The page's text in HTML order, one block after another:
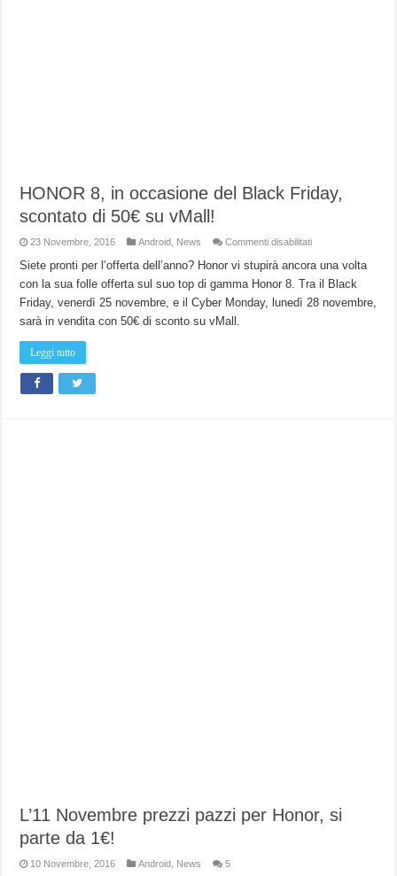
HONOR 8, in occasione del Black Friday,
scontato di 50€ su vMall!
23 Novembre, 2016 Android News Commenti disabilitatisu
8,
in
occasione
Black
Siete pronti per l’offerta dell’anno? Honor vi stupirà ancora una volta
con la sua folle offerta sul suo top di gamma Honor 8. Tra il Black
Friday, venerdì 25 novembre, e il Cyber Monday, lunedì 28 novembre,
sarà in vendita con 50€ di sconto su vMall.
Leggi tutto
L’11 Novembre prezzi pazzi per Honor, si
parte da 1€!
10 Novembre, 2016 Android News 5